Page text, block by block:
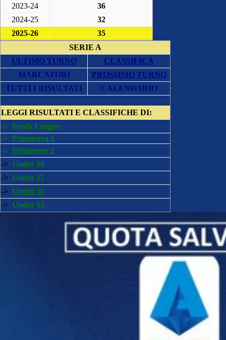
2023-24
36
2024-25
32
2025-26
35
SERIE A
ULTIMO TURNO
CLASSIFICA
MARCATORI
PROSSIMO TURNO
TUTTI I RISULTATI
CALENDARIO
LEGGI RISULTATI E CLASSIFICHE DI:
-> Youth League
-> Primavera 1
-> Primavera 2
-> Under 18
-> Under 17
-> Under 16
-> Under 15